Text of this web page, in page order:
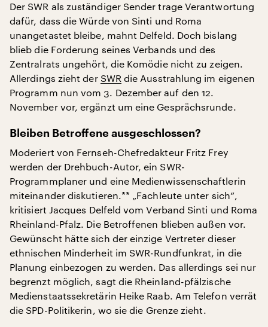
Der SWR als zuständiger Sender trage Verantwortung
dafür, dass die Würde von Sinti und Roma
unangetastet bleibe, mahnt Delfeld. Doch bislang
blieb die Forderung seines Verbands und des
Zentralrats ungehört, die Komödie nicht zu zeigen.
Allerdings zieht der SWR die Ausstrahlung im eigenen
Programm nun vom 3. Dezember auf den 12.
November vor, ergänzt um eine Gesprächsrunde.
Bleiben Betroffene ausgeschlossen?
Moderiert von Fernseh-Chefredakteur Fritz Frey
werden der Drehbuch-Autor, ein SWR-
Programmplaner und eine Medienwissenschaftlerin
miteinander diskutieren.** „Fachleute unter sich“,
kritisiert Jacques Delfeld vom Verband Sinti und Roma
Rheinland-Pfalz. Die Betroffenen blieben außen vor.
Gewünscht hätte sich der einzige Vertreter dieser
ethnischen Minderheit im SWR-Rundfunkrat, in die
Planung einbezogen zu werden. Das allerdings sei nur
begrenzt möglich, sagt die Rheinland-pfälzische
Medienstaatssekretärin Heike Raab. Am Telefon verrät
die SPD-Politikerin, wo sie die Grenze zieht.